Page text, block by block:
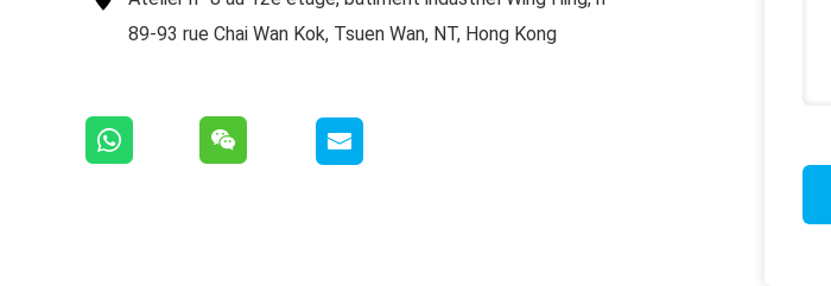
89-93 rue Chai Wan Kok, Tsuen Wan, NT, Hong Kong